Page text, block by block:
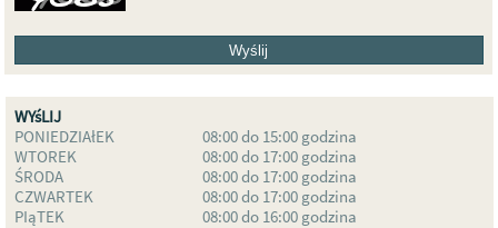
WYśLIJ
PONIEDZIAłEK
08:00 do 15:00 godzina
WTOREK
08:00 do 17:00 godzina
ŚRODA
08:00 do 17:00 godzina
CZWARTEK
08:00 do 17:00 godzina
PIąTEK
08:00 do 16:00 godzina